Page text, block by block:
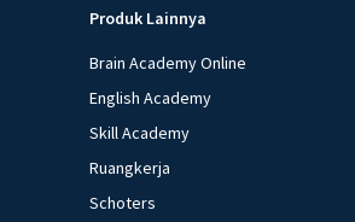
Produk Lainnya
Brain Academy Online
English Academy
Skill Academy
Ruangkerja
Schoters